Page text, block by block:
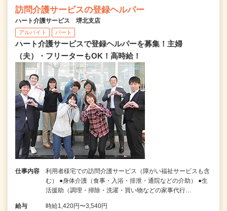
訪問介護サービスの登録ヘルパー
ハート介護サービス 堺北支店
アルバイト パート
ハート介護サービスで登録ヘルパーを募集！主婦
（夫）・フリーターもOK！高時給！
仕事内容
利用者様宅での訪問介護サービス（障がい福祉サービスも含
む） ●身体介護（食事・入浴・排泄・通院などの介助） ●生
活援助（調理・掃除・洗濯・買い物などの家事代行…
給与 時給1,420円〜3,540円